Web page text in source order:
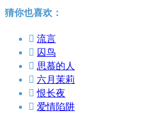
猜你也喜欢：
 流言
 囚鸟
 思慕的人
 六月茉莉
 恨长夜
 爱情陷阱